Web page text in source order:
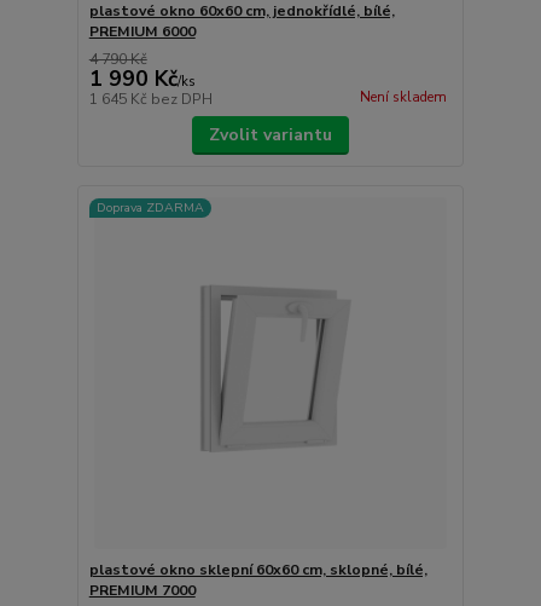
plastové okno 60x60 cm, jednokřídlé, bílé,
PREMIUM 6000
4 790 Kč
1 990 Kč/ks
1 645 Kč bez DPH Není skladem
Zvolit variantu
Doprava ZDARMA
plastové okno sklepní 60x60 cm, sklopné, bílé,
PREMIUM 7000